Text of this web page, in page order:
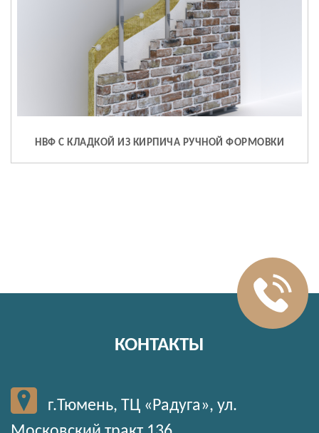
НВФ С КЛАДКОЙ ИЗ КИРПИЧА РУЧНОЙ ФОРМОВКИ
КОНТАКТЫ
г.Тюмень, ТЦ «Радуга», ул.